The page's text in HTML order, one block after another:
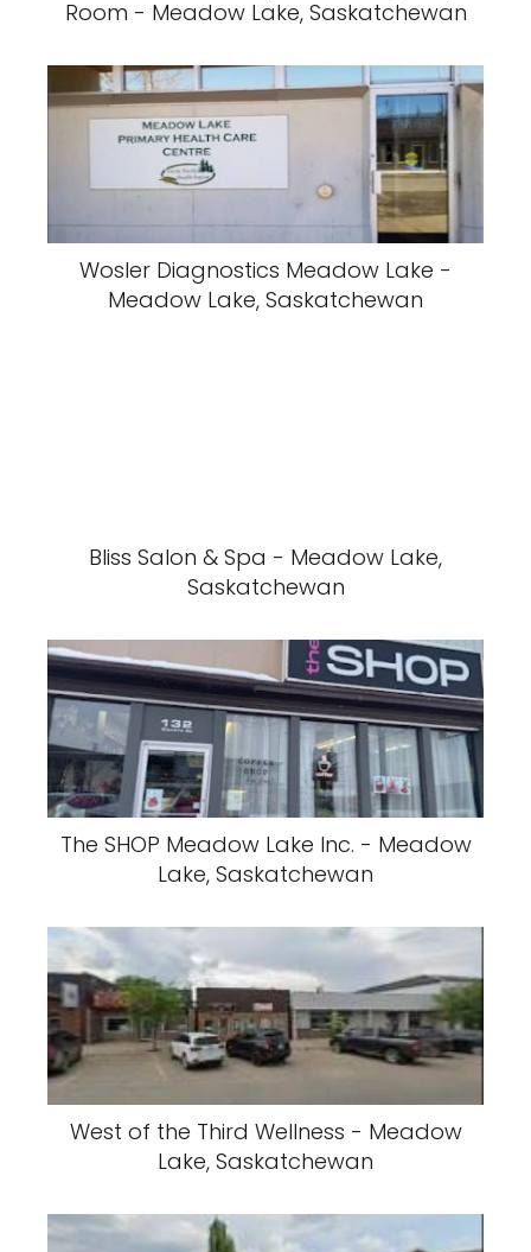
Room - Meadow Lake, Saskatchewan
Wosler Diagnostics Meadow Lake -
Meadow Lake, Saskatchewan
Bliss Salon & Spa - Meadow Lake,
Saskatchewan
The SHOP Meadow Lake Inc. - Meadow
Lake, Saskatchewan
West of the Third Wellness - Meadow
Lake, Saskatchewan